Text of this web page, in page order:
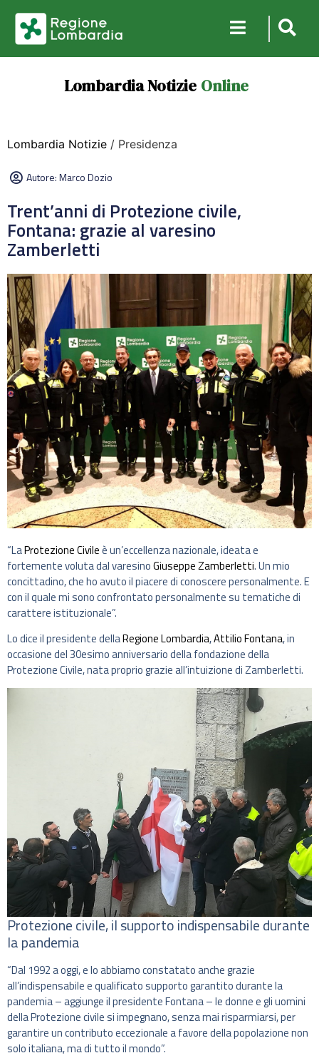
Lombardia Notizie Online
Lombardia Notizie / Presidenza
Autore:Marco Dozio
Trent’anni di Protezione civile,
Fontana: grazie al varesino
Zamberletti
“LaProtezione Civileè un’eccellenza nazionale, ideata e
fortemente voluta dal varesinoGiuseppe Zamberletti. Un mio
concittadino, che ho avuto il piacere di conoscere personalmente. E
con il quale mi sono confrontato personalmente su tematiche di
carattere istituzionale”.
Lo dice il presidente dellaRegione Lombardia,Attilio Fontana, in
occasione del 30esimo anniversario della fondazione della
Protezione Civile, nata proprio grazie all’intuizione di Zamberletti.
Protezione civile, il supporto indispensabile durante
la pandemia
“Dal 1992 a oggi, e lo abbiamo constatato anche grazie
all’indispensabile e qualificato supporto garantito durante la
pandemia – aggiunge il presidente Fontana – le donne e gli uomini
della Protezione civile si impegnano, senza mai risparmiarsi, per
garantire un contributo eccezionale a favore della popolazione non
solo italiana, ma di tutto il mondo”.